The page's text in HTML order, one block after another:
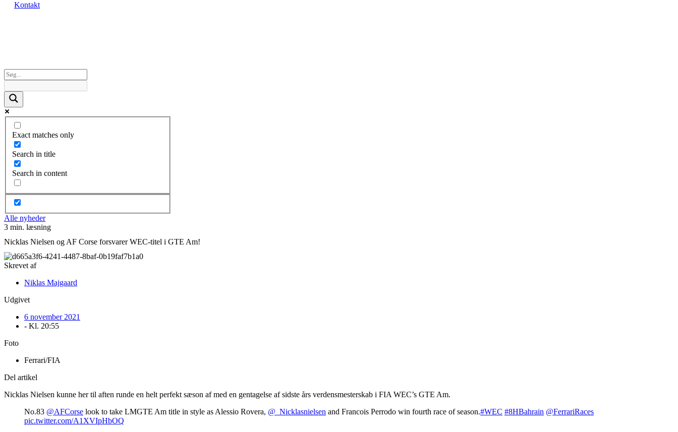
Kontakt
Exact matches only
Search in title
Search in content
Alle nyheder
3 min. læsning
Nicklas Nielsen og AF Corse forsvarer WEC-titel i GTE Am!
Skrevet af
Niklas Majgaard
Udgivet
6 november 2021
- Kl. 20:55
Foto
Ferrari/FIA
Del artikel
Nicklas Nielsen kunne her til aften runde en helt perfekt sæson af med en gentagelse af sidste års verdensmesterskab i FIA WEC’s GTE Am.
No.83 @AFCorse look to take LMGTE Am title in style as Alessio Rovera, @_Nicklasnielsen and Francois Perrodo win fourth race of season.#WEC #8HBahrain @FerrariRaces
pic.twitter.com/A1XVIpHbOQ